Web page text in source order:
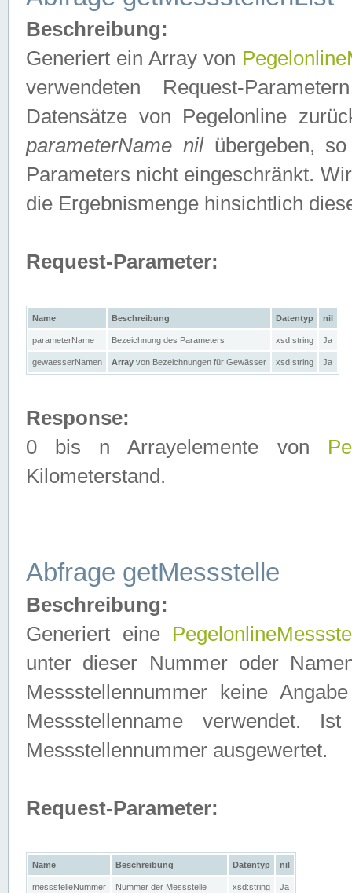
Beschreibung:
Generiert ein Array von
verwendeten Request-
Datensätze von Pegelonline
parameterName nilübergeben, so
Parameters nicht eingeschränkt.
die Ergebnismenge hinsichtlich
Request-Parameter:
Name Beschreibung Datentyp nil
parameterName Bezeichnung des Parameters xsd:string Ja
gewaesserNamen Array von Bezeichnungen für Gewässer xsd:string Ja
Response:
0 bis n Arrayelemente von
Kilometerstand.
Abfrage getMessstelle
Beschreibung:
Generiert eine
unter dieser Nummer oder
Messstellennummer keine
Messstellenname verwendet.
Messstellennummer ausgewertet.
Request-Parameter:
Name Beschreibung Datentyp nil
messstelleNummer Nummer der Messstelle xsd:string Ja